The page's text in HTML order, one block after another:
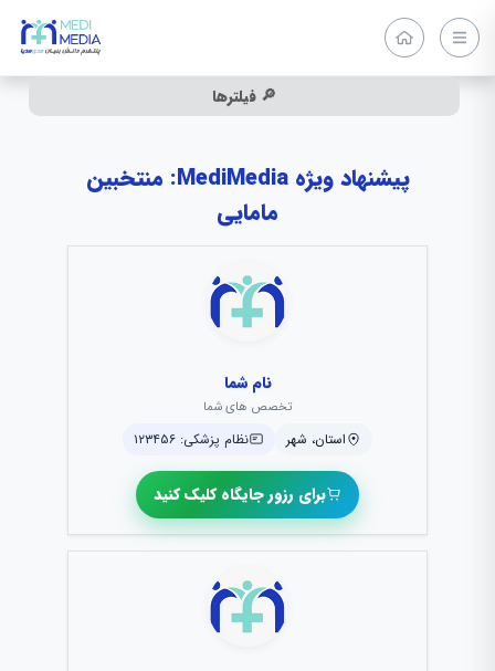
🔎 فیلترها
پیشنهاد ویژه MediMedia: منتخبین
مامایی
نام شما
تخصص های شما
استان، شهر نظام پزشکی: ۱۲۳۴۵۶
برای رزور جایگاه کلیک کنید